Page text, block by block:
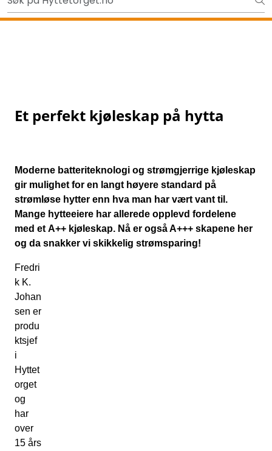
Skip to main contentGavekort - Gaven som ALLTID funker!
Et perfekt kjøleskap på hytta
Moderne batteriteknologi og strømgjerrige kjøleskap
gir mulighet for en langt høyere standard på
strømløse hytter enn hva man har vært vant til.
Mange hytteeiere har allerede opplevd fordelene
med et A++ kjøleskap. Nå er også A+++ skapene her
og da snakker vi skikkelig strømsparing!
Fredri
k K.
Johan
sen er
produ
ktsjef
i
Hyttet
orget
og
har
over
15 års
Tilbake